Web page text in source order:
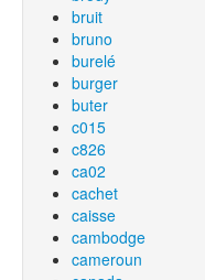
bruit
bruno
burelé
burger
buter
c015
c826
ca02
cachet
caisse
cambodge
cameroun